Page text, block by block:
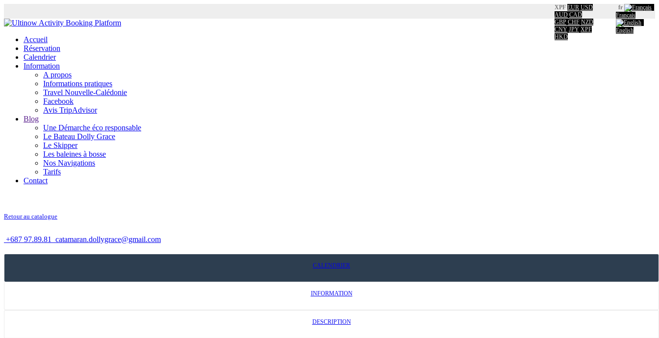
fr
Français
English
XPF EUR USD
AUD CAD
GBP CHF NZD
CNY JPY XPF
HKD
Accueil
Réservation
Calendrier
Information
A propos
Informations pratiques
Travel Nouvelle-Calédonie
Facebook
Avis TripAdvisor
Blog
Une Démarche éco responsable
Le Bateau Dolly Grace
Le Skipper
Les baleines à bosse
Nos Navigations
Tarifs
Contact
Retour au catalogue
+687 97.89.81 catamaran.dollygrace@gmail.com
CALENDRIER
INFORMATION
DESCRIPTION